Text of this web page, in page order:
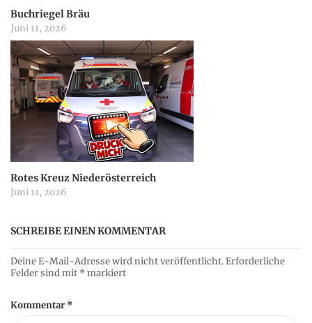
Buchriegel Bräu
Juni 11, 2026
Rotes Kreuz Niederösterreich
Juni 11, 2026
SCHREIBE EINEN KOMMENTAR
Deine E-Mail-Adresse wird nicht veröffentlicht.Erforderliche
Felder sind mit * markiert
Kommentar *